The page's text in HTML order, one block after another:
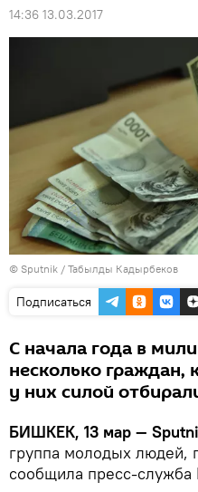
14:36 13.03.2017
© Sputnik / Табылды Кадырбеков
Подписаться
С начала года в
несколько граждан,
у них силой
БИШКЕК, 13 мар —
группа молодых людей,
сообщила пресс-